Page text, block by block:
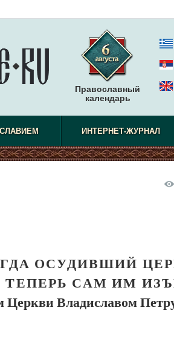
Православный
календарь
ИНТЕРНЕТ-ЖУРНАЛ
ОСУДИВШИЙ
САМ ИМ
Церкви Владиславом